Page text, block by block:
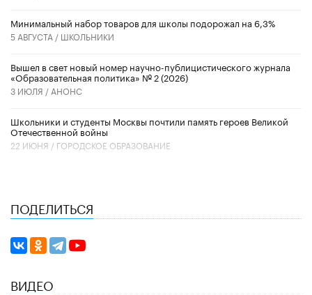
Минимальный набор товаров для школы подорожал на 6,3%
5 АВГУСТА / ШКОЛЬНИКИ
Вышел в свет новый номер научно-публицистического журнала
«Образовательная политика» № 2 (2026)
3 ИЮЛЯ / АНОНС
Школьники и студенты Москвы почтили память героев Великой
Отечественной войны
22 ИЮНЯ / ГОРОДСКОЕ ОБРАЗОВАНИЕ
ПОДЕЛИТЬСЯ
ВИДЕО